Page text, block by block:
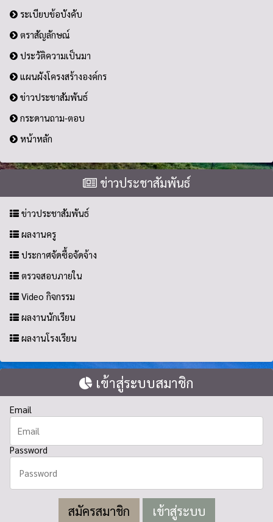
ระเบียบข้อบังคับ
ตราสัญลักษณ์
ประวัติความเป็นมา
แผนผังโครงสร้างองค์กร
ข่าวประชาสัมพันธ์
กระดานถาม-ตอบ
หน้าหลัก
ข่าวประชาสัมพันธ์
ข่าวประชาสัมพันธ์
ผลงานครู
ประกาศจัดซื้อจัดจ้าง
ตรวจสอบภายใน
Video กิจกรรม
ผลงานนักเรียน
ผลงานโรงเรียน
เข้าสู่ระบบสมาชิก
Email
Password
สมัครสมาชิก